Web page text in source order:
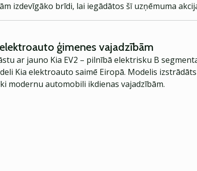
izdevīgāko brīdi, lai iegādātos šī uzņēmuma
ģimenes vajadzībām
ar jauno Kia EV2 – pilnībā elektrisku B
Kia elektroauto saimē Eiropā. Modelis
modernu automobili ikdienas vajadzībām.